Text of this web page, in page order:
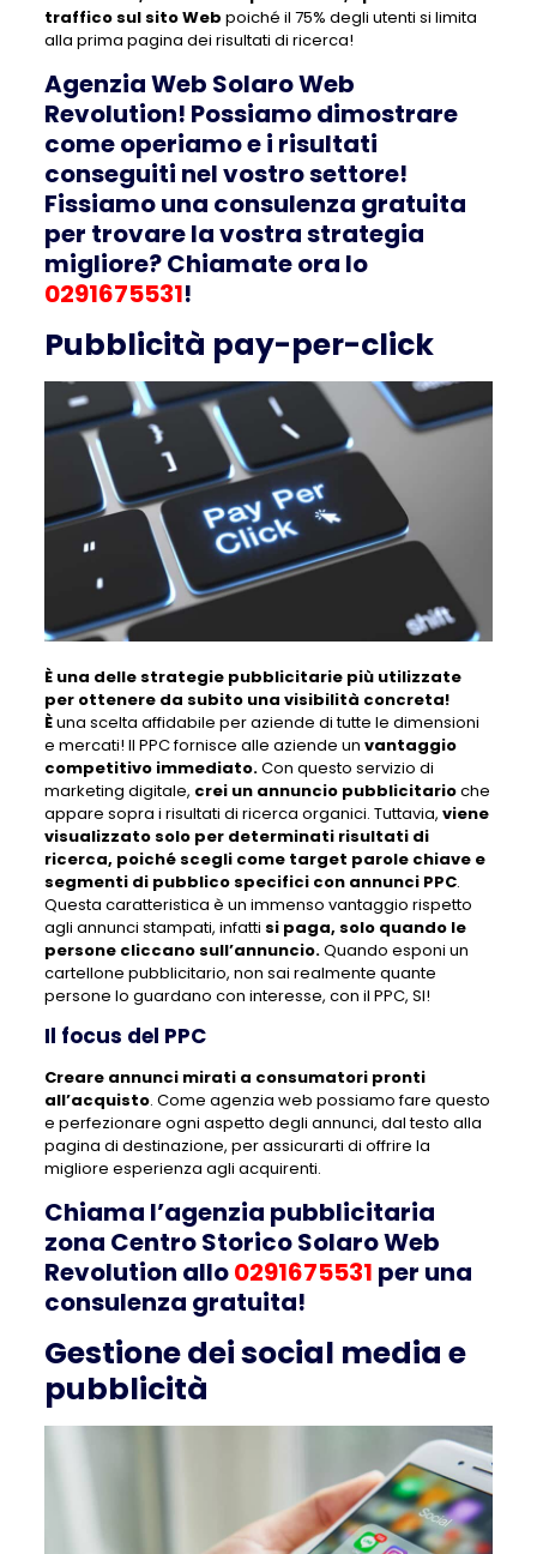
traffico sul sito Web poiché il 75% degli utenti si limita
alla prima pagina dei risultati di ricerca!
Agenzia Web Solaro Web
Revolution! Possiamo dimostrare
come operiamo e i risultati
conseguiti nel vostro settore!
Fissiamo una consulenza gratuita
per trovare la vostra strategia
migliore? Chiamate ora lo
0291675531!
Pubblicità pay-per-click
È una delle strategie pubblicitarie più utilizzate
per ottenere da subito una visibilità concreta!
Èuna scelta affidabile per aziende di tutte le dimensioni
e mercati! Il PPC fornisce alle aziende un vantaggio
competitivo immediato.Con questo servizio di
marketing digitale, crei un annuncio pubblicitarioche
appare sopra i risultati di ricerca organici. Tuttavia, viene
visualizzato solo per determinati risultati di
ricerca, poiché scegli come target parole chiave e
segmenti di pubblico specifici con annunci PPC.
Questa caratteristica è un immenso vantaggio rispetto
agli annunci stampati, infatti si paga, solo quando le
persone cliccano sull’annuncio.Quando esponi un
cartellone pubblicitario, non sai realmente quante
persone lo guardano con interesse, con il PPC, SI!
Il focus del PPC
Creare annunci mirati a consumatori pronti
all’acquisto. Come agenzia web possiamo fare questo
e perfezionare ogni aspetto degli annunci, dal testo alla
pagina di destinazione, per assicurarti di offrire la
migliore esperienza agli acquirenti.
Chiama l’agenzia pubblicitaria
zona Centro Storico Solaro Web
Revolution allo0291675531 per una
consulenza gratuita!
Gestione dei social media e
pubblicità